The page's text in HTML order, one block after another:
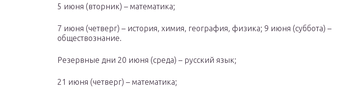
5 июня (вторник) – математика;
7 июня (четверг) – история, химия, география, физика; 9 июня (суббота) –
обществознание.
Резервные дни 20 июня (среда) – русский язык;
21 июня (четверг) – математика;